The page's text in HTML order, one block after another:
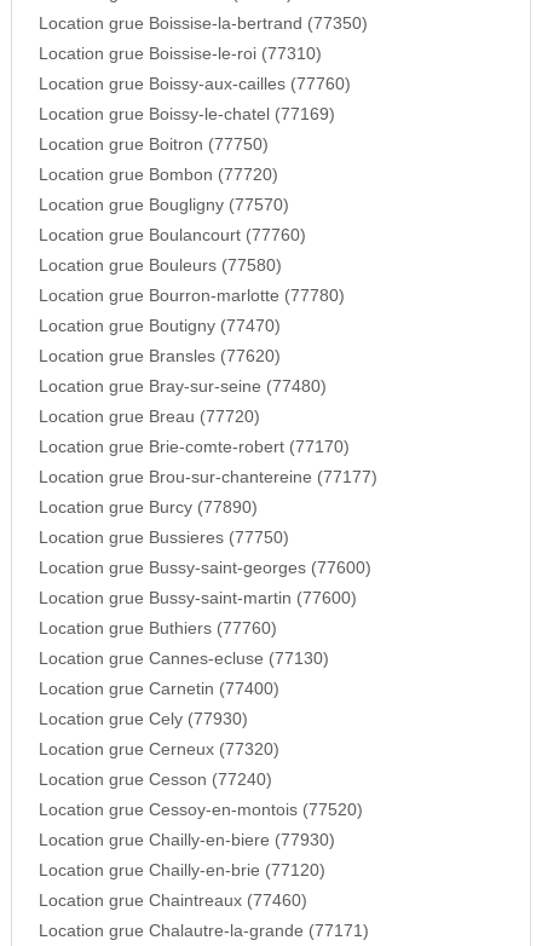
Location grue Boissise-la-bertrand (77350)
Location grue Boissise-le-roi (77310)
Location grue Boissy-aux-cailles (77760)
Location grue Boissy-le-chatel (77169)
Location grue Boitron (77750)
Location grue Bombon (77720)
Location grue Bougligny (77570)
Location grue Boulancourt (77760)
Location grue Bouleurs (77580)
Location grue Bourron-marlotte (77780)
Location grue Boutigny (77470)
Location grue Bransles (77620)
Location grue Bray-sur-seine (77480)
Location grue Breau (77720)
Location grue Brie-comte-robert (77170)
Location grue Brou-sur-chantereine (77177)
Location grue Burcy (77890)
Location grue Bussieres (77750)
Location grue Bussy-saint-georges (77600)
Location grue Bussy-saint-martin (77600)
Location grue Buthiers (77760)
Location grue Cannes-ecluse (77130)
Location grue Carnetin (77400)
Location grue Cely (77930)
Location grue Cerneux (77320)
Location grue Cesson (77240)
Location grue Cessoy-en-montois (77520)
Location grue Chailly-en-biere (77930)
Location grue Chailly-en-brie (77120)
Location grue Chaintreaux (77460)
Location grue Chalautre-la-grande (77171)